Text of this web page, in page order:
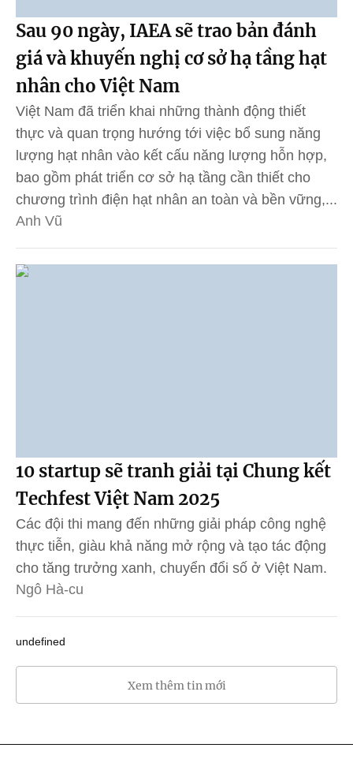
Sau 90 ngày, IAEA sẽ trao bản đánh
giá và khuyến nghị cơ sở hạ tầng hạt
nhân cho Việt Nam
Việt Nam đã triển khai những thành động thiết
thực và quan trọng hướng tới việc bổ sung năng
lượng hạt nhân vào kết cấu năng lượng hỗn hợp,
bao gồm phát triển cơ sở hạ tầng cần thiết cho
chương trình điện hạt nhân an toàn và bền vững,...
Anh Vũ
10 startup sẽ tranh giải tại Chung kết
Techfest Việt Nam 2025
Các đội thi mang đến những giải pháp công nghệ
thực tiễn, giàu khả năng mở rộng và tạo tác động
cho tăng trưởng xanh, chuyển đổi số ở Việt Nam.
Ngô Hà-cu
undefined
Xem thêm tin mới